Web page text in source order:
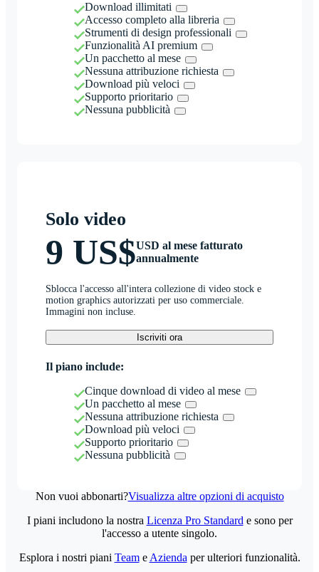
Download illimitati
Accesso completo alla libreria
Strumenti di design professionali
Funzionalità AI premium
Un pacchetto al mese
Nessuna attribuzione richiesta
Download più veloci
Supporto prioritario
Nessuna pubblicità
Solo video
9 US$USD al mese fatturato
annualmente
Sblocca l'accesso all'intera collezione di video stock e
motion graphics autorizzati per uso commerciale.
Immagini non incluse.
Iscriviti ora
Il piano include:
Cinque download di video al mese
Un pacchetto al mese
Nessuna attribuzione richiesta
Download più veloci
Supporto prioritario
Nessuna pubblicità
Non vuoi abbonarti?Visualizza altre opzioni di acquisto
I piani includono la nostra Licenza Pro Standard e sono per
l'accesso a utente singolo.
Esplora i nostri piani Teame Azienda per ulteriori funzionalità.